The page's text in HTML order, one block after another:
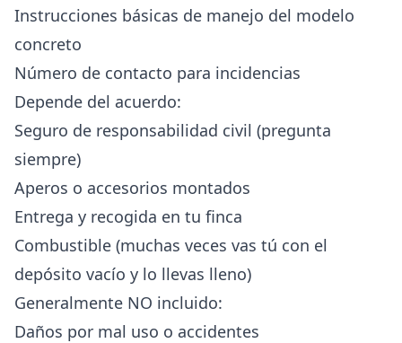
Instrucciones básicas de manejo del modelo
concreto
Número de contacto para incidencias
Depende del acuerdo:
Seguro de responsabilidad civil (pregunta
siempre)
Aperos o accesorios montados
Entrega y recogida en tu finca
Combustible (muchas veces vas tú con el
depósito vacío y lo llevas lleno)
Generalmente NO incluido:
Daños por mal uso o accidentes